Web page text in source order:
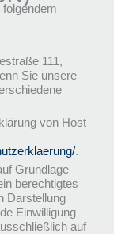
111,
Sie unsere
von Host
.
Grundlage
berechtigtes
Darstellung
Einwilligung
auf